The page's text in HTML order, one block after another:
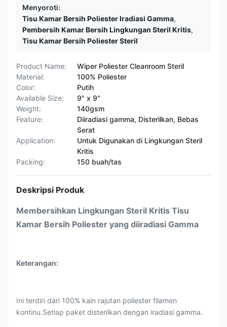
Menyoroti:
Tisu Kamar Bersih Poliester Iradiasi Gamma,
Pembersih Kamar Bersih Lingkungan Steril Kritis,
Tisu Kamar Bersih Poliester Steril
Product Name:
Wiper Poliester Cleanroom Steril
Material:
100% Poliester
Color:
Putih
Available Size:
9" x 9"
Weight:
140gsm
Feature:
Diiradiasi gamma, Disterilkan, Bebas
Serat
Application:
Untuk Digunakan di Lingkungan Steril
Kritis
Packing:
150 buah/tas
Deskripsi Produk
Membersihkan Lingkungan Steril Kritis Tisu
Kamar Bersih Poliester yang diiradiasi Gamma
Keterangan:
Ini terdiri dari 100% kain rajutan poliester filamen
kontinu.Setiap paket disterilkan dengan iradiasi gamma.